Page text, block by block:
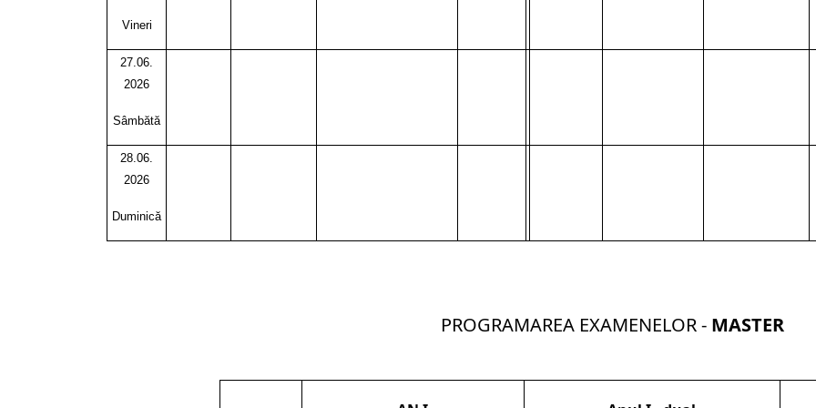
Vineri
27.06.
2026
Sâmbătă
28.06.
2026
Duminică
PROGRAMAREA EXAMENELOR - MASTER